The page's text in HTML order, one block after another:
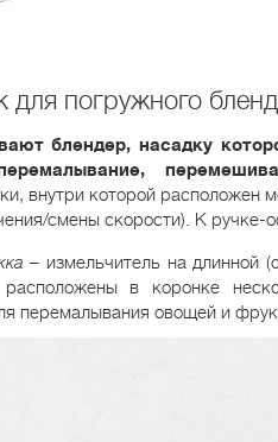
для погружного
блендер, насадку
внутри которой расположен
смены скорости). К ручке-
– измельчитель на длинной
расположены в коронке
перемалывания овощей и